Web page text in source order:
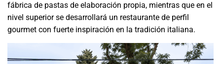
fábrica de pastas de elaboración propia, mientras que en el
nivel superior se desarrollará un restaurante de perfil
gourmet con fuerte inspiración en la tradición italiana.